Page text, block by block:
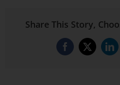
Share This Story,
Facebook
X